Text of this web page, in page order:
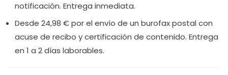
notificación. Entrega inmediata.
Desde 24,98 € por el envío de un burofax postal con
acuse de recibo y certificación de contenido. Entrega
en 1 a 2 días laborables.